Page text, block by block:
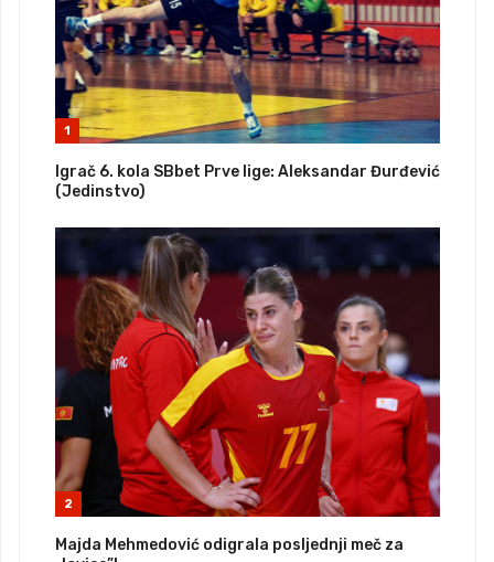
1
Igrač 6. kola SBbet Prve lige: Aleksandar Đurđević
(Jedinstvo)
2
Majda Mehmedović odigrala posljednji meč za